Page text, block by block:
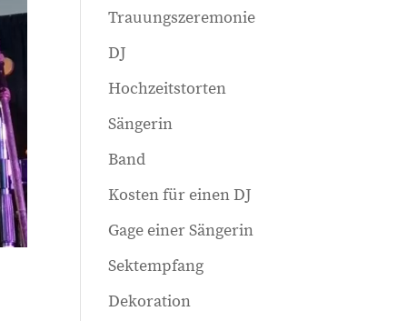
Trauungszeremonie
DJ
Hochzeitstorten
Sängerin
Band
Kosten für einen DJ
Gage einer Sängerin
Sektempfang
Dekoration